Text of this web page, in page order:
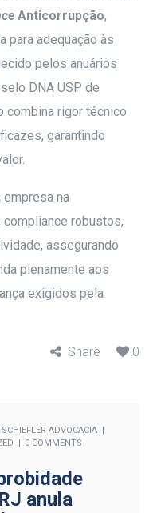
Anticorrupção,
para adequação às
pelos anuários
DNA USP de
combina rigor técnico
garantindo
na
robustos,
assegurando
plenamente aos
exigidos pela
Share 0
ADVOCACIA
0 COMMENTS
anula